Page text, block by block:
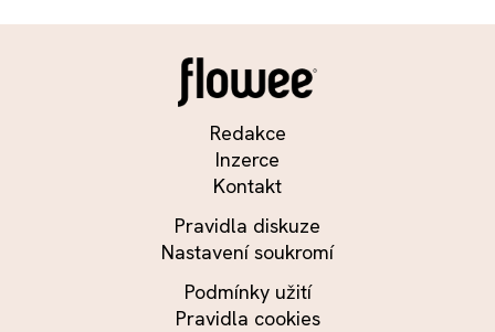
Redakce
Inzerce
Kontakt
Pravidla diskuze
Nastavení soukromí
Podmínky užití
Pravidla cookies